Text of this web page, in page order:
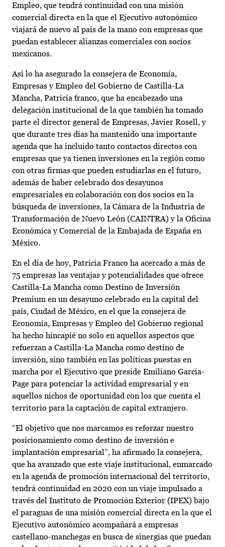
Empleo, que tendrá continuidad con una misión
comercial directa en la que el Ejecutivo autonómico
viajará de nuevo al país de la mano con empresas que
puedan establecer alianzas comerciales con socios
mexicanos.
Así lo ha asegurado la consejera de Economía,
Empresas y Empleo del Gobierno de Castilla-La
Mancha, Patricia franco, que ha encabezado una
delegación institucional de la que también ha tomado
parte el director general de Empresas, Javier Rosell, y
que durante tres días ha mantenido una importante
agenda que ha incluido tanto contactos directos con
empresas que ya tienen inversiones en la región como
con otras firmas que pueden estudiarlas en el futuro,
además de haber celebrado dos desayunos
empresariales en colaboración con dos socios en la
búsqueda de inversiones, la Cámara de la Industria de
Transformación de Nuevo León (CAINTRA) y la Oficina
Económica y Comercial de la Embajada de España en
México.
En el día de hoy, Patricia Franco ha acercado a más de
75 empresas las ventajas y potencialidades que ofrece
Castilla-La Mancha como Destino de Inversión
Premium en un desayuno celebrado en la capital del
país, Ciudad de México, en el que la consejera de
Economía, Empresas y Empleo del Gobierno regional
ha hecho hincapié no solo en aquellos aspectos que
refuerzan a Castilla-La Mancha como destino de
inversión, sino también en las políticas puestas en
marcha por el Ejecutivo que preside Emiliano García-
Page para potenciar la actividad empresarial y en
aquellos nichos de oportunidad con los que cuenta el
territorio para la captación de capital extranjero.
“El objetivo que nos marcamos es reforzar nuestro
posicionamiento como destino de inversión e
implantación empresarial”, ha afirmado la consejera,
que ha avanzado que este viaje institucional, enmarcado
en la agenda de promoción internacional del territorio,
tendrá continuidad en 2020 con un viaje impulsado a
través del Instituto de Promoción Exterior (IPEX) bajo
el paraguas de una misión comercial directa en la que el
Ejecutivo autonómico acompañará a empresas
castellano-manchegas en busca de sinergias que puedan